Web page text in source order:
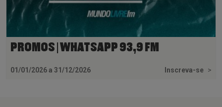
PROMOS | WHATSAPP 93,9 FM
01/01/2026 a 31/12/2026 Inscreva-se >